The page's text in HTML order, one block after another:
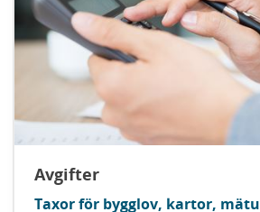
Avgifter
Taxor för bygglov, kartor,